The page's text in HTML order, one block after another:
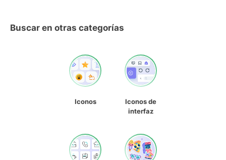
Buscar en otras categorías
Iconos
Iconos de
interfaz